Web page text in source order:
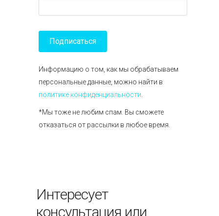
Информацию о том, как мы обрабатываем
персональные данные, можно найти в
политике конфиденциальности
*Мы тоже не любим спам. Вы сможете
отказаться от рассылки в любое время.
Интересует
консультация или